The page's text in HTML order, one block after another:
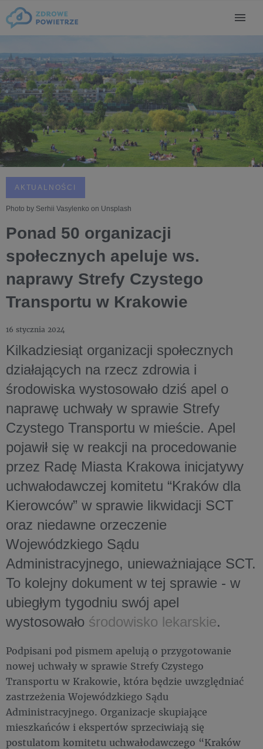
AKTUALNOŚCI
Photo by Serhii Vasylenko on Unsplash
Ponad 50 organizacji
społecznych apeluje ws.
naprawy Strefy Czystego
Transportu w Krakowie
16 stycznia 2024
Kilkadziesiąt organizacji społecznych
działających na rzecz zdrowia i
środowiska wystosowało dziś apel o
naprawę uchwały w sprawie Strefy
Czystego Transportu w mieście. Apel
pojawił się w reakcji na procedowanie
przez Radę Miasta Krakowa inicjatywy
uchwałodawczej komitetu “Kraków dla
Kierowców” w sprawie likwidacji SCT
oraz niedawne orzeczenie
Wojewódzkiego Sądu
Administracyjnego, unieważniające SCT.
To kolejny dokument w tej sprawie - w
ubiegłym tygodniu swój apel
wystosowało środowisko lekarskie.
Podpisani pod pismem apelują o przygotowanie
nowej uchwały w sprawie Strefy Czystego
Transportu w Krakowie, która będzie uwzględniać
zastrzeżenia Wojewódzkiego Sądu
Administracyjnego. Organizacje skupiające
mieszkańców i ekspertów sprzeciwiają się
postulatom komitetu uchwałodawczego “Kraków